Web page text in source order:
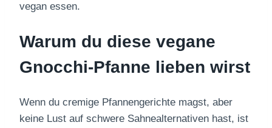
vegan essen.
Warum du diese vegane
Gnocchi-Pfanne lieben wirst
Wenn du cremige Pfannengerichte magst, aber
keine Lust auf schwere Sahnealternativen hast, ist